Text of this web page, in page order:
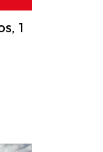
1